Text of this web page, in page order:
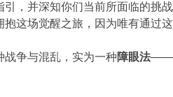
，并深知你们当前所面临的挑
抱这场觉醒之旅，因为唯有通过
战争与混乱，实为一种障眼法——